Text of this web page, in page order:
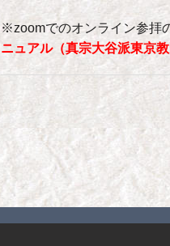
※zoomでのオンライン参拝
ニュアル（真宗大谷派東京教